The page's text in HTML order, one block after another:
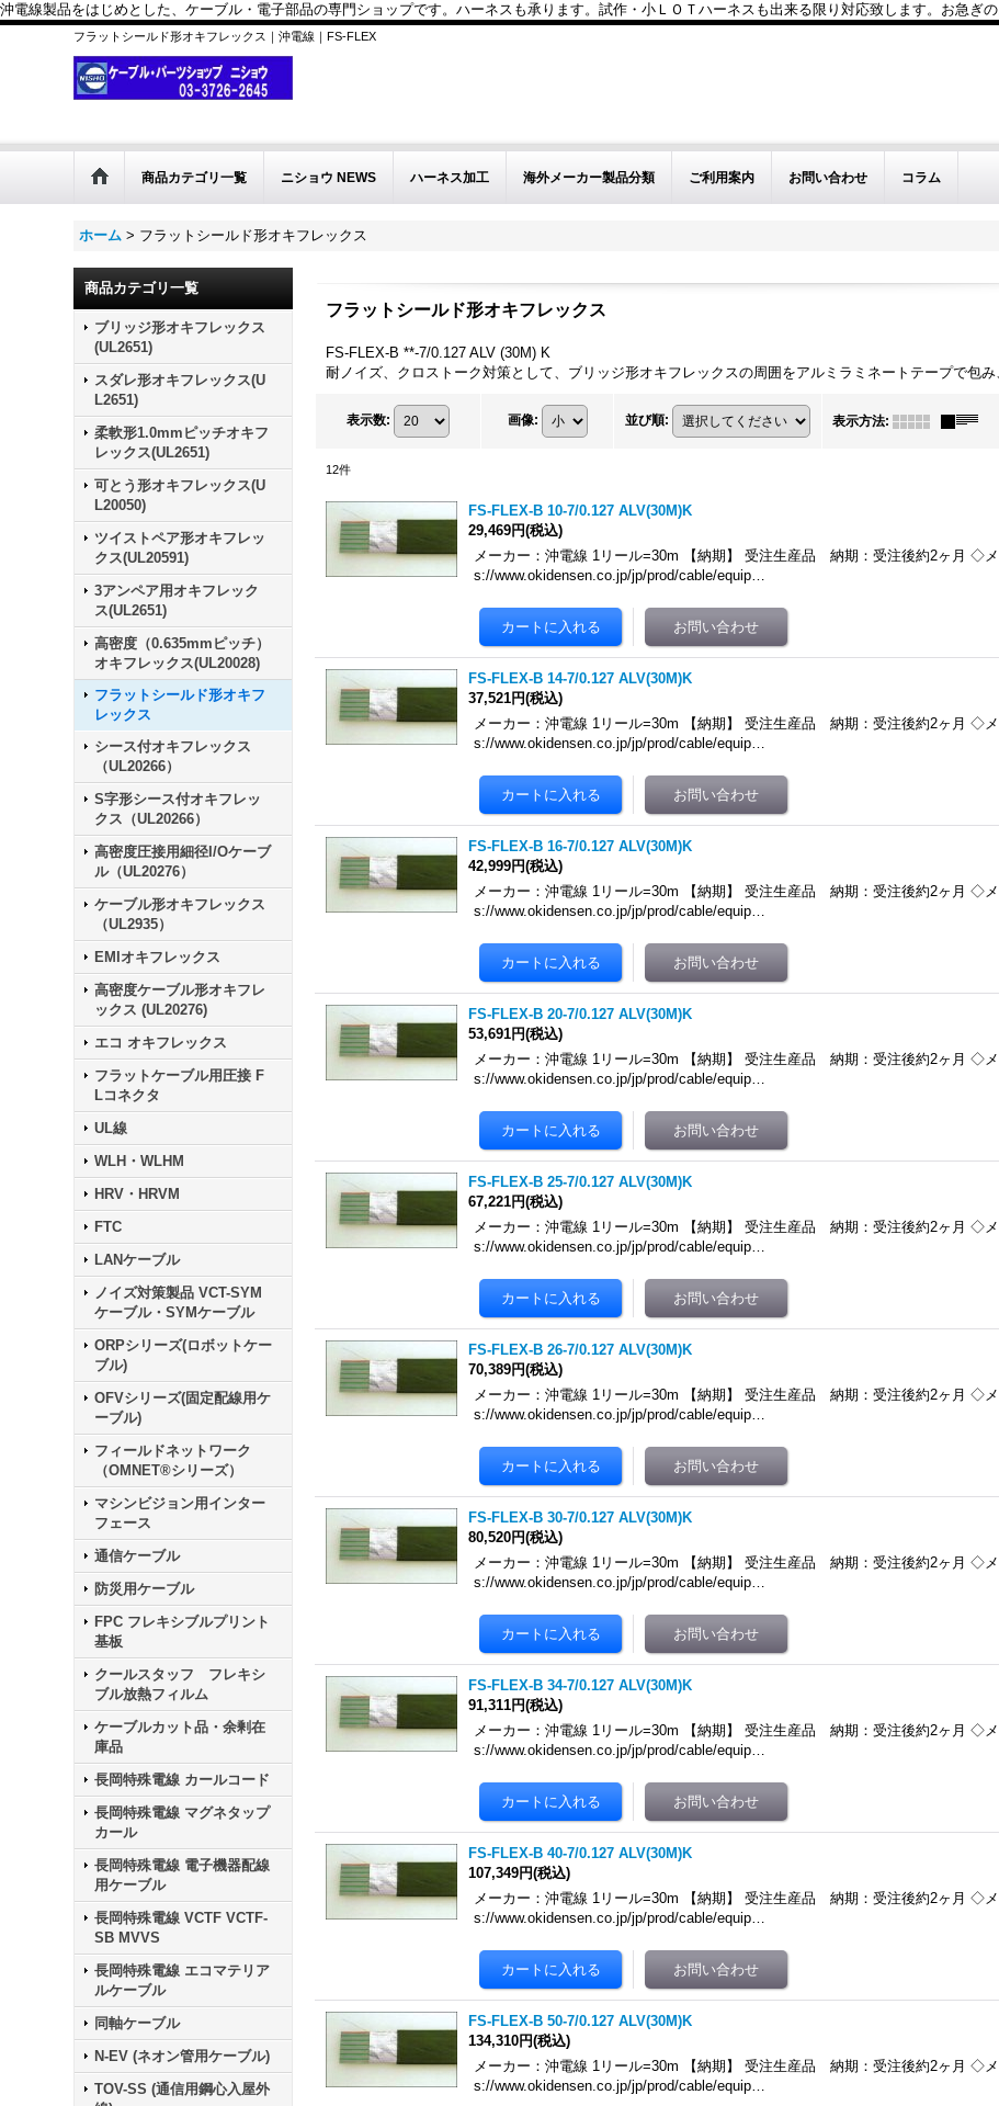
沖電線製品をはじめとした、ケーブル・電子部品の専門ショップです。ハーネスも承ります。試作・小ＬＯＴハーネスも出来る限り対応致します。お急ぎの
フラットシールド形オキフレックス｜沖電線｜FS-FLEX
商品カテゴリ一覧 ニショウ NEWS ハーネス加工 海外メーカー製品分類 ご利用案内 お問い合わせ コラム
ホーム > フラットシールド形オキフレックス
商品カテゴリ一覧
ブリッジ形オキフレックス
(UL2651)
スダレ形オキフレックス(U
L2651)
柔軟形1.0mmピッチオキフ
レックス(UL2651)
可とう形オキフレックス(U
L20050)
ツイストペア形オキフレッ
クス(UL20591)
3アンペア用オキフレック
ス(UL2651)
高密度（0.635mmピッチ）
オキフレックス(UL20028)
フラットシールド形オキフ
レックス
シース付オキフレックス
（UL20266）
S字形シース付オキフレッ
クス（UL20266）
高密度圧接用細径I/Oケーブ
ル（UL20276）
ケーブル形オキフレックス
（UL2935）
EMIオキフレックス
高密度ケーブル形オキフレ
ックス (UL20276)
エコ オキフレックス
フラットケーブル用圧接 F
Lコネクタ
UL線
WLH・WLHM
HRV・HRVM
FTC
LANケーブル
ノイズ対策製品 VCT-SYM
ケーブル・SYMケーブル
ORPシリーズ(ロボットケー
ブル)
OFVシリーズ(固定配線用ケ
ーブル)
フィールドネットワーク
（OMNET®シリーズ）
マシンビジョン用インター
フェース
通信ケーブル
防災用ケーブル
FPC フレキシブルプリント
基板
クールスタッフ フレキシ
ブル放熱フィルム
ケーブルカット品・余剰在
庫品
長岡特殊電線 カールコード
長岡特殊電線 マグネタップ
カール
長岡特殊電線 電子機器配線
用ケーブル
長岡特殊電線 VCTF VCTF-
SB MVVS
長岡特殊電線 エコマテリア
ルケーブル
同軸ケーブル
N-EV (ネオン管用ケーブル)
TOV-SS (通信用鋼心入屋外
フラットシールド形オキフレックス
FS-FLEX-B **-7/0.127 ALV (30M) K
耐ノイズ、クロストーク対策として、ブリッジ形オキフレックスの周囲をアルミラミネートテープで包み
表示数: 画像: 並び順: 表示方法:
12件
FS-FLEX-B 10-7/0.127 ALV(30M)K
29,469円(税込)
メーカー：沖電線 1リール=30m 【納期】 受注生産品 納期：受注後約2ヶ月 ◇
s://www.okidensen.co.jp/jp/prod/cable/equip…
FS-FLEX-B 14-7/0.127 ALV(30M)K
37,521円(税込)
メーカー：沖電線 1リール=30m 【納期】 受注生産品 納期：受注後約2ヶ月 ◇
s://www.okidensen.co.jp/jp/prod/cable/equip…
FS-FLEX-B 16-7/0.127 ALV(30M)K
42,999円(税込)
メーカー：沖電線 1リール=30m 【納期】 受注生産品 納期：受注後約2ヶ月 ◇
s://www.okidensen.co.jp/jp/prod/cable/equip…
FS-FLEX-B 20-7/0.127 ALV(30M)K
53,691円(税込)
メーカー：沖電線 1リール=30m 【納期】 受注生産品 納期：受注後約2ヶ月 ◇
s://www.okidensen.co.jp/jp/prod/cable/equip…
FS-FLEX-B 25-7/0.127 ALV(30M)K
67,221円(税込)
メーカー：沖電線 1リール=30m 【納期】 受注生産品 納期：受注後約2ヶ月 ◇
s://www.okidensen.co.jp/jp/prod/cable/equip…
FS-FLEX-B 26-7/0.127 ALV(30M)K
70,389円(税込)
メーカー：沖電線 1リール=30m 【納期】 受注生産品 納期：受注後約2ヶ月 ◇
s://www.okidensen.co.jp/jp/prod/cable/equip…
FS-FLEX-B 30-7/0.127 ALV(30M)K
80,520円(税込)
メーカー：沖電線 1リール=30m 【納期】 受注生産品 納期：受注後約2ヶ月 ◇
s://www.okidensen.co.jp/jp/prod/cable/equip…
FS-FLEX-B 34-7/0.127 ALV(30M)K
91,311円(税込)
メーカー：沖電線 1リール=30m 【納期】 受注生産品 納期：受注後約2ヶ月 ◇
s://www.okidensen.co.jp/jp/prod/cable/equip…
FS-FLEX-B 40-7/0.127 ALV(30M)K
107,349円(税込)
メーカー：沖電線 1リール=30m 【納期】 受注生産品 納期：受注後約2ヶ月 ◇
s://www.okidensen.co.jp/jp/prod/cable/equip…
FS-FLEX-B 50-7/0.127 ALV(30M)K
134,310円(税込)
メーカー：沖電線 1リール=30m 【納期】 受注生産品 納期：受注後約2ヶ月 ◇
s://www.okidensen.co.jp/jp/prod/cable/equip…